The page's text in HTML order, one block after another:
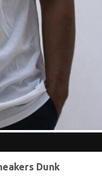
USA XG MEX / G USA
Dunk